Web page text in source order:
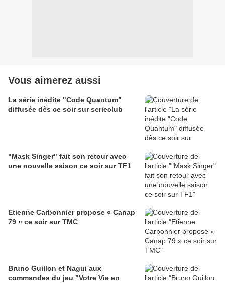
Vous aimerez aussi
La série inédite "Code Quantum"
diffusée dès ce soir sur serieclub
"Mask Singer" fait son retour avec
une nouvelle saison ce soir sur TF1
Etienne Carbonnier propose « Canap
79 » ce soir sur TMC
Bruno Guillon et Nagui aux
commandes du jeu "Votre Vie en